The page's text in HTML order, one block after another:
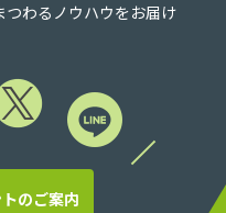
つわるノウハウをお届け
のご案内